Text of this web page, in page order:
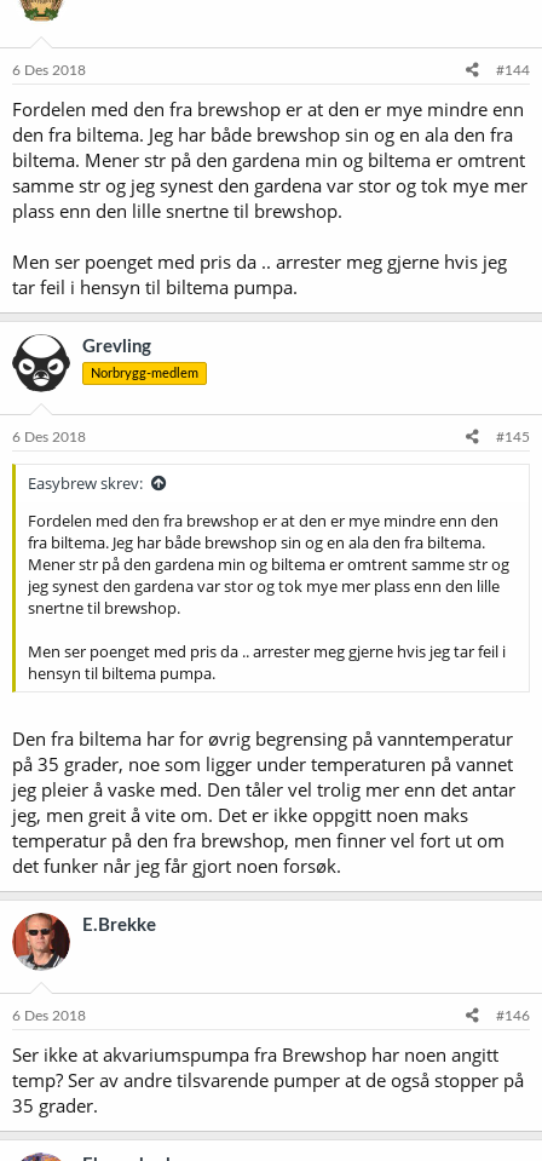
j
e
:
6 Des 2018 #144
Fordelen med den fra brewshop er at den er mye mindre enn
den fra biltema. Jeg har både brewshop sin og en ala den fra
biltema. Mener str på den gardena min og biltema er omtrent
samme str og jeg synest den gardena var stor og tok mye mer
plass enn den lille snertne til brewshop.
Men ser poenget med pris da .. arrester meg gjerne hvis jeg
tar feil i hensyn til biltema pumpa.
Grevling
Norbrygg-medlem
6 Des 2018 #145
Easybrew skrev:
Fordelen med den fra brewshop er at den er mye mindre enn den
fra biltema. Jeg har både brewshop sin og en ala den fra biltema.
Mener str på den gardena min og biltema er omtrent samme str og
jeg synest den gardena var stor og tok mye mer plass enn den lille
snertne til brewshop.
Men ser poenget med pris da .. arrester meg gjerne hvis jeg tar feil i
hensyn til biltema pumpa.
Den fra biltema har for øvrig begrensing på vanntemperatur
på 35 grader, noe som ligger under temperaturen på vannet
jeg pleier å vaske med. Den tåler vel trolig mer enn det antar
jeg, men greit å vite om. Det er ikke oppgitt noen maks
temperatur på den fra brewshop, men finner vel fort ut om
det funker når jeg får gjort noen forsøk.
E.Brekke
6 Des 2018 #146
Ser ikke at akvariumspumpa fra Brewshop har noen angitt
temp? Ser av andre tilsvarende pumper at de også stopper på
35 grader.